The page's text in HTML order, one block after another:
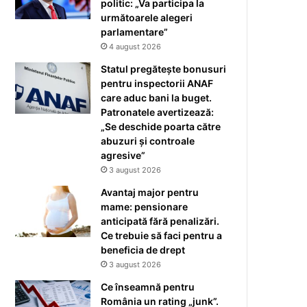
politic: „Va participa la
următoarele alegeri
parlamentare”
4 august 2026
Statul pregătește bonusuri
pentru inspectorii ANAF
care aduc bani la buget.
Patronatele avertizează:
„Se deschide poarta către
abuzuri și controale
agresive”
3 august 2026
Avantaj major pentru
mame: pensionare
anticipată fără penalizări.
Ce trebuie să faci pentru a
beneficia de drept
3 august 2026
Ce înseamnă pentru
România un rating „junk”.